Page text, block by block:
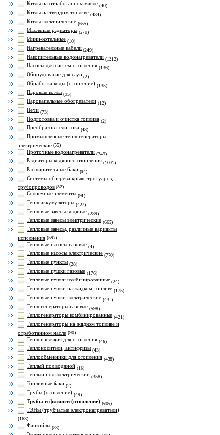
Котлы на отработанном масле (40)
Котлы на твердом топливе (484)
Котлы электрические (655)
Масляные радиаторы (270)
Мини-котельные (10)
Нагревательные кабели (249)
Накопительные водонагреватели (1212)
Насосы для систем отопления (136)
Оборудование для саун (2)
Обработка воды (отопление) (135)
Паровые котлы (95)
Парокапельные обогреватели (12)
Печи (73)
Подготовка и очистка топлива (2)
Преобразователи тока (48)
Промышленные теплогенераторы
электрические (55)
Проточные водонагреватели (249)
Радиаторы водяного отопления (1001)
Расширительные баки (94)
Системы обогрева крыш, тротуаров,
трубопроводов (32)
Солнечные элементы (91)
Теплоаккумуляторы (427)
Тепловые завесы водяные (289)
Тепловые завесы электрические (665)
Тепловые завесы, различные варианты
исполнения (597)
Тепловые насосы газовые (4)
Тепловые насосы электрические (770)
Тепловые пункты (28)
Тепловые пушки газовые (176)
Тепловые пушки комбинированные (24)
Тепловые пушки на жидком топливе (175)
Тепловые пушки электрические (431)
Теплогенераторы газовые (598)
Теплогенераторы комбинированные (421)
Теплогенераторы на жидком топливе и
отработанном масле (90)
Теплоизоляция для отопления (46)
Теплоносители, антифризы (43)
Теплообменники для отопления (438)
Теплый пол водяной (16)
Теплый пол электрический (358)
Топливные баки (2)
Трубы (отопление) (49)
Трубы и фитинги (отопление) (606)
ТЭНы (трубчатые электронагреватели)
(163)
Фанкойлы (83)